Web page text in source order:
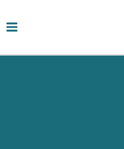
contenuto